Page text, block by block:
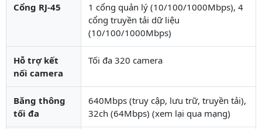
Cổng RJ-45
1 cổng quản lý (10/100/1000Mbps), 4
cổng truyền tải dữ liệu
(10/100/1000Mbps)
Hỗ trợ kết
nối camera
Tối đa 320 camera
Băng thông
tối đa
640Mbps (truy cập, lưu trữ, truyền tải),
32ch (64Mbps) (xem lại qua mạng)